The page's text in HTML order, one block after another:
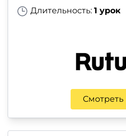
Длительность: 1 урок
Смотреть